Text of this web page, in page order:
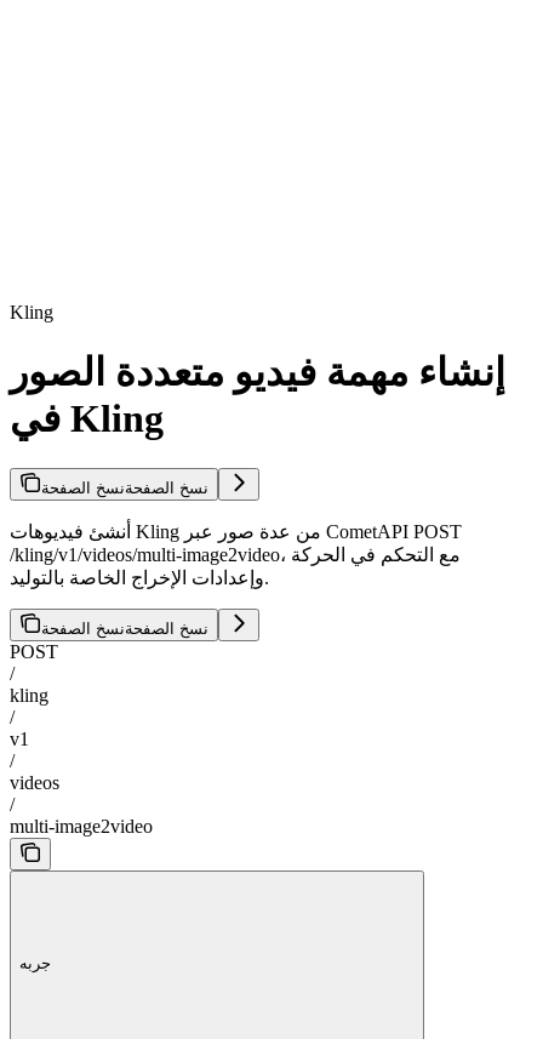
Kling
إنشاء مهمة فيديو متعددة الصور
في Kling
نسخ الصفحةنسخ الصفحة
أنشئ فيديوهات Kling من عدة صور عبر CometAPI POST
/kling/v1/videos/multi-image2video، مع التحكم في الحركة
وإعدادات الإخراج الخاصة بالتوليد.
نسخ الصفحةنسخ الصفحة
POST
/
kling
/
v1
/
videos
/
multi-image2video
جربه